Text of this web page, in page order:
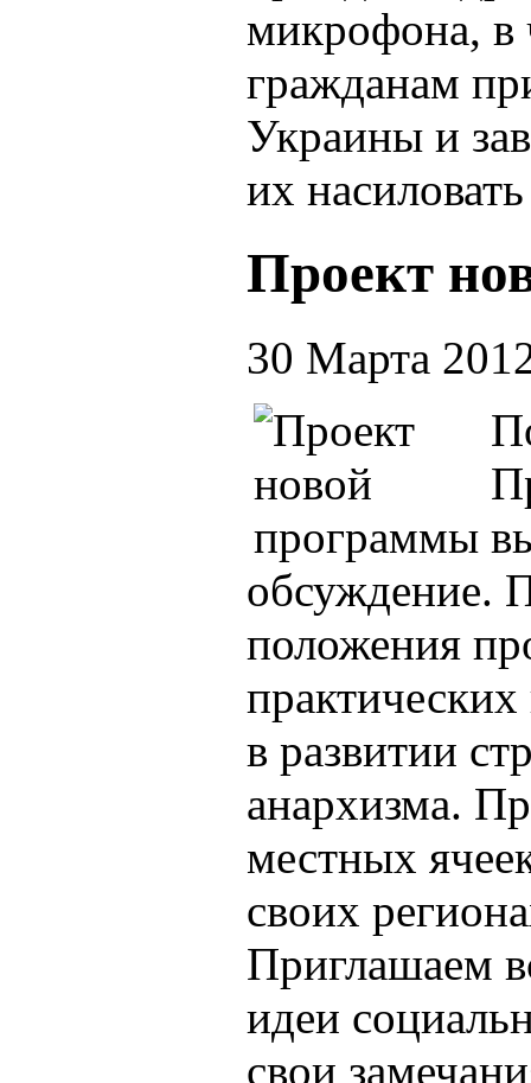
микрофона, в
гражданам
Украины и
их
Проект
30 Марта
обсуждение.
положения
в развитии
анархизма.
местных
своих
Приглашаем
идеи
свои